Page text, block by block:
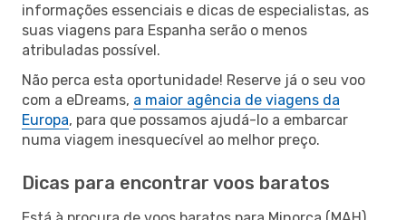
informações essenciais e dicas de especialistas, as
suas viagens para Espanha serão o menos
atribuladas possível.
Não perca esta oportunidade! Reserve já o seu voo
com a eDreams, a maior agência de viagens da
Europa, para que possamos ajudá-lo a embarcar
numa viagem inesquecível ao melhor preço.
Dicas para encontrar voos baratos